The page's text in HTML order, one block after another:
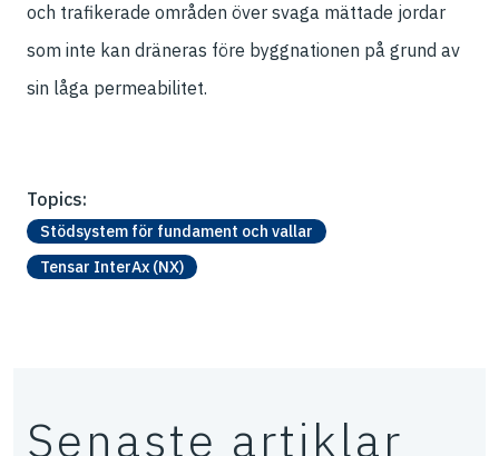
och trafikerade områden över svaga mättade jordar
som inte kan dräneras före byggnationen på grund av
sin låga permeabilitet.
Topics:
Stödsystem för fundament och vallar
Tensar InterAx (NX)
Senaste artiklar